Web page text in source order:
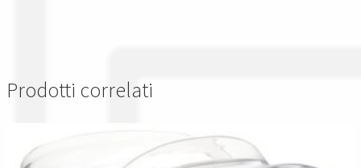
Prodotti correlati